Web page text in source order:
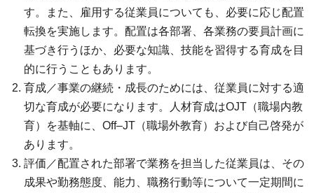
す。また、雇用する従業員についても、必要に応じ配置
転換を実施します。配置は各部署、各業務の要員計画に
基づき行うほか、必要な知識、技能を習得する育成を目
的に行うこともあります。
育成／事業の継続・成長のためには、従業員に対する適
切な育成が必要になります。人材育成はOJT（職場内教
育）を基軸に、Off–JT（職場外教育）および自己啓発が
あります。
評価／配置された部署で業務を担当した従業員は、その
成果や勤務態度、能力、職務行動等について一定期間に